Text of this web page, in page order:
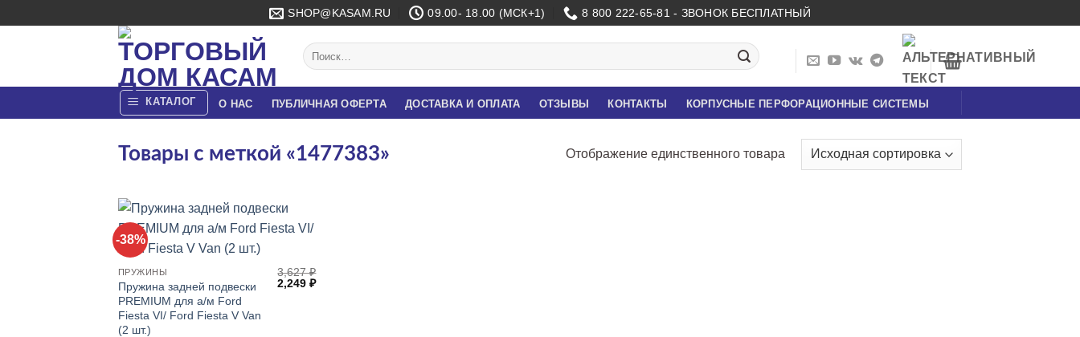
to
SHOP@KASAM.RU 09.00- 18.00 (МСК+1) 8 800 222-65-81 - ЗВОНОК БЕСПЛАТНЫЙ
Искать:
КАТАЛОГ О НАС ПУБЛИЧНАЯ ОФЕРТА ДОСТАВКА И ОПЛАТА ОТЗЫВЫ КОНТАКТЫ КОРПУСНЫЕ ПЕРФОРАЦИОННЫЕ СИСТЕМЫ
Товары с меткой «1477383» Отображение единственного товара
-38%
ПРУЖИНЫ
Пружина задней подвески
PREMIUM для а/м Ford
Fiesta VI/ Ford Fiesta V Van
(2 шт.)
3,627₽
Первоначальная
2,249₽Текущая